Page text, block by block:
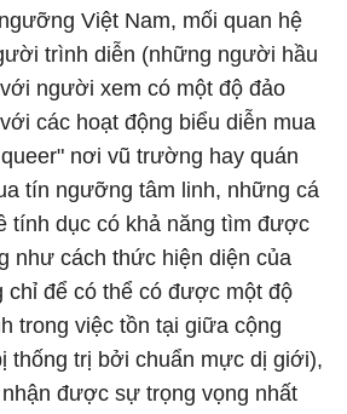
Việt Nam, mối quan hệ
trình diễn (những người hầu
người xem có một độ đảo
các hoạt động biểu diễn mua
nơi vũ trường hay quán
tín ngưỡng tâm linh, những cá
tính dục có khả năng tìm được
như cách thức hiện diện của
chỉ để có thể có được một độ
trong việc tồn tại giữa cộng
thống trị bởi chuẩn mực dị giới),
được sự trọng vọng nhất